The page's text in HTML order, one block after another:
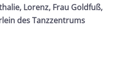
Lorenz, Frau Goldfuß,
des Tanzzentrums